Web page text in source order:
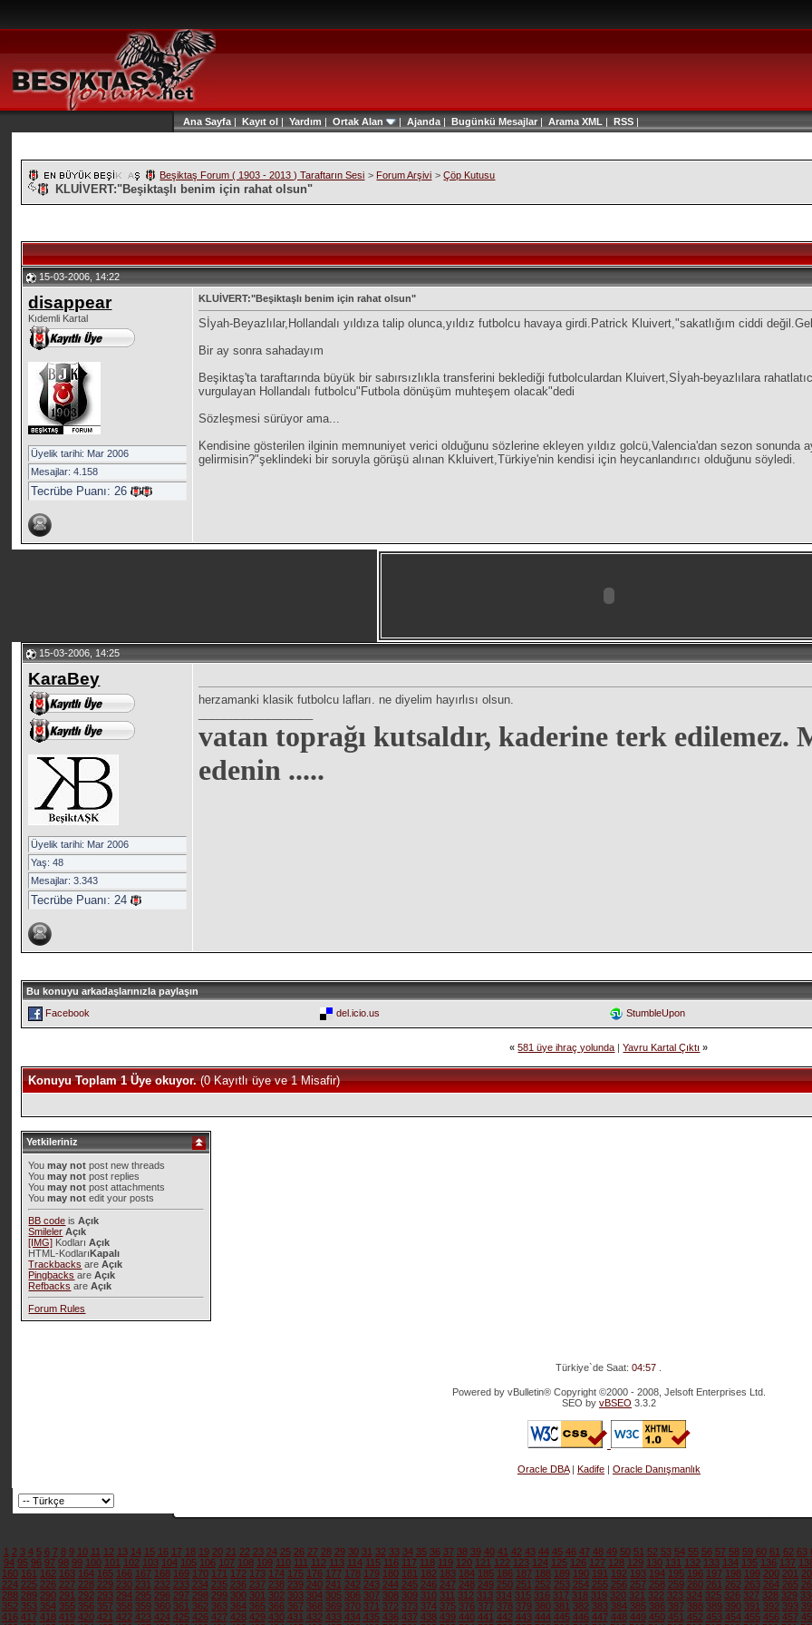
Ana Sayfa | Kayıt ol | Yardım | Ortak Alan | Ajanda | Bugünkü Mesajlar| Arama XML | RSS |
Beşiktaş Forum ( 1903 - 2013 ) Taraftarın Sesi > Forum Arşivi >Çöp Kutusu
KLUİVERT:"Beşiktaşlı benim için rahat olsun"
15-03-2006, 14:22
disappear
Kıdemli Kartal
Üyelik tarihi: Mar 2006
Mesajlar: 4.158
Tecrübe Puanı:26
KLUİVERT:"Beşiktaşlı benim için rahat olsun"
Sİyah-Beyazlılar,Hollandalı yıldıza talip olunca,yıldız futbolcu havaya girdi.Patrick Kluivert,"sakatlığım ciddi
Bir ay sonra sahadayım
Beşiktaş'ta taraftarında büyük bir sabırsızlıkla transferini beklediği futbolculardan Kluivert,Sİyah-beyazlılara
vurgulayan Hollandalı futbolcu"Futbola dönüşüm muhteşem olacak"dedi
Sözleşmesi sürüyor ama...
Kendisine gösterilen ilginin memnuniyet verici olduğunu sözlerine ekleyen yıldız golcü,Valencia'dan sezon
gelirmisin?"şeklindeki bir soruyla görüşü alınan Kkluivert,Türkiye'nin kendisi için heycanlandırıcı olduğunu söyledi.
15-03-2006, 14:25
KaraBey
Üyelik tarihi: Mar 2006
Yaş: 48
Mesajlar: 3.343
Tecrübe Puanı:24
herzamanki klasik futbolcu lafları. ne diyelim hayırlısı olsun.
vatan toprağı kutsaldır, kaderine terk
edenin .....
Bu konuyu arkadaşlarınızla paylaşın
Facebook
del.icio.us StumbleUpon
« 581 üye ihraç yolunda |Yavru Kartal Çıktı »
Konuyu Toplam 1 Üye okuyor.(0 Kayıtlı üye ve 1 Misafir)
Yetkileriniz
Youmay not post new threads
Youmay not post replies
Youmay not post attachments
Youmay not edit your posts
BB code isAçık
Smileler Açık
[IMG] KodlarıAçık
HTML-KodlarıKapalı
Trackbacks areAçık
Pingbacks areAçık
Refbacks areAçık
Forum Rules
Türkiye`de Saat:04:57
Powered by vBulletin® Copyright ©2000 - 2008, Jelsoft Enterprises Ltd.
SEO by vBSEO 3.3.2
Oracle DBA| Kadife| Oracle Danışmanlık
1 2 3 4 5 6 7 8 9 10 11 12 13 14 15 16 17 18 19 20 21 22 23 24 25 26 27 28 29 30 31 32 33 34 35 36 37 38 39 40 41 42 43 44 45 46 47 48 49 50 51 52 53 54 55 56 57 58 59 60 61 62 63
94 95 96 97 98 99 100 101 102 103 104 105 106 107 108 109 110 111 112 113 114 115 116 117 118 119 120 121 122 123 124 125 126 127 128 129 130 131 132 133 134 135 136 137
160 161 162 163 164 165 166 167 168 169 170 171 172 173 174 175 176 177 178 179 180 181 182 183 184 185 186 187 188 189 190 191 192 193 194 195 196 197 198 199 200 201
224 225 226 227 228 229 230 231 232 233 234 235 236 237 238 239 240 241 242 243 244 245 246 247 248 249 250 251 252 253 254 255 256 257 258 259 260 261 262 263 264 265
288 289 290 291 292 293 294 295 296 297 298 299 300 301 302 303 304 305 306 307 308 309 310 311 312 313 314 315 316 317 318 319 320 321 322 323 324 325 326 327 328 329
352 353 354 355 356 357 358 359 360 361 362 363 364 365 366 367 368 369 370 371 372 373 374 375 376 377 378 379 380 381 382 383 384 385 386 387 388 389 390 391 392 393
416 417 418 419 420 421 422 423 424 425 426 427 428 429 430 431 432 433 434 435 436 437 438 439 440 441 442 443 444 445 446 447 448 449 450 451 452 453 454 455 456 457